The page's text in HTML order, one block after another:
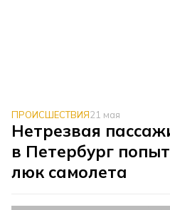
ПРОИСШЕСТВИЯ21 мая
Нетрезвая
в Петербург
люк самолета